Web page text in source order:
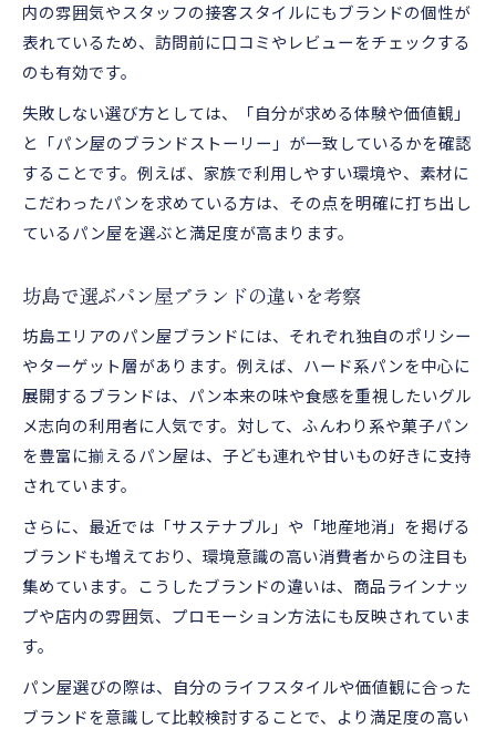
内の雰囲気やスタッフの接客スタイルにもブランドの個性が
表れているため、訪問前に口コミやレビューをチェックする
のも有効です。
失敗しない選び方としては、「自分が求める体験や価値観」
と「パン屋のブランドストーリー」が一致しているかを確認
することです。例えば、家族で利用しやすい環境や、素材に
こだわったパンを求めている方は、その点を明確に打ち出し
ているパン屋を選ぶと満足度が高まります。
坊島で選ぶパン屋ブランドの違いを考察
坊島エリアのパン屋ブランドには、それぞれ独自のポリシー
やターゲット層があります。例えば、ハード系パンを中心に
展開するブランドは、パン本来の味や食感を重視したいグル
メ志向の利用者に人気です。対して、ふんわり系や菓子パン
を豊富に揃えるパン屋は、子ども連れや甘いもの好きに支持
されています。
さらに、最近では「サステナブル」や「地産地消」を掲げる
ブランドも増えており、環境意識の高い消費者からの注目も
集めています。こうしたブランドの違いは、商品ラインナッ
プや店内の雰囲気、プロモーション方法にも反映されていま
す。
パン屋選びの際は、自分のライフスタイルや価値観に合った
ブランドを意識して比較検討することで、より満足度の高い